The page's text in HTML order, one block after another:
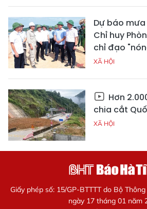
Dự báo mưa
Chỉ huy
chỉ đạo
XÃ HỘI
Hơn
chia cắt
XÃ HỘI
Giấy phép số: 15/GP-BTTTT do Bộ
ngày 17 tháng 01 năm